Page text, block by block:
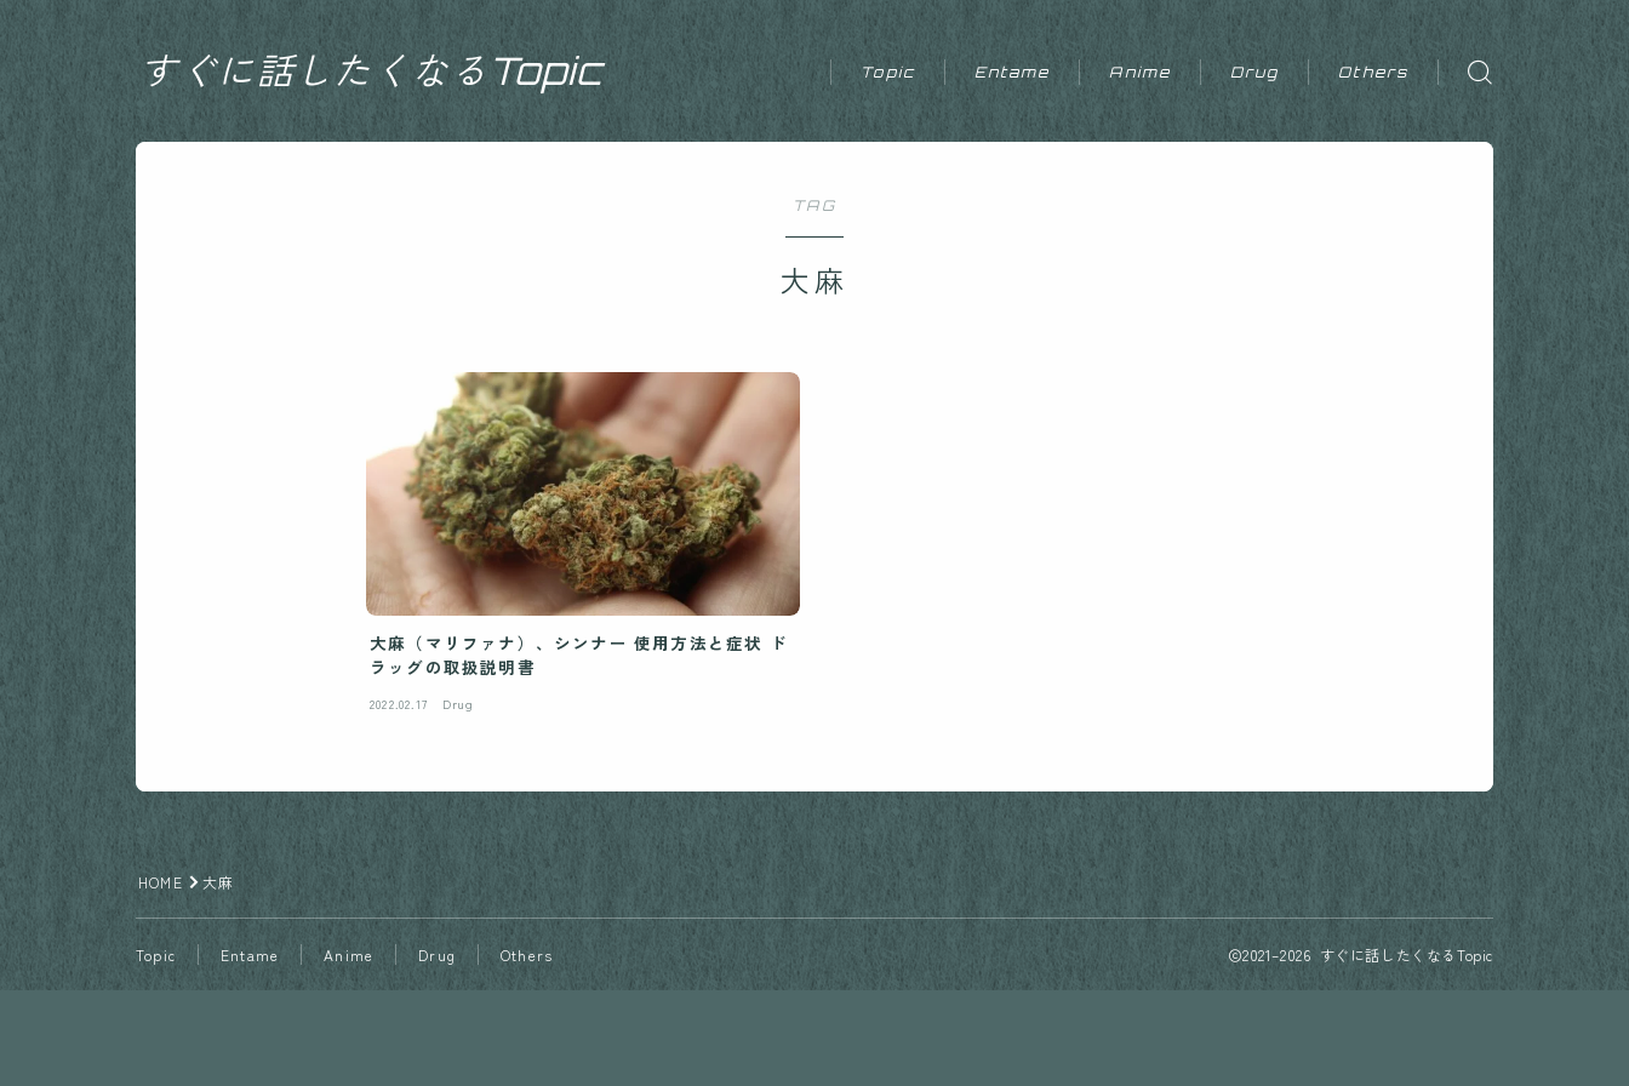
すぐに話したくなるTopic Topic Entame Anime Drug Others
TAG
大麻
大麻（マリファナ）、シンナー 使用方法と症状 ド
ラッグの取扱説明書
2022.02.17 Drug
HOME 大麻
Topic Entame Anime Drug Others 2021–2026 すぐに話したくなるTopic